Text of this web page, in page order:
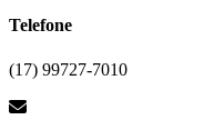
Telefone
(17) 99727-7010